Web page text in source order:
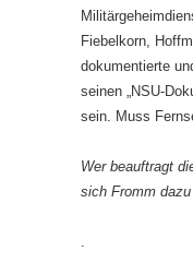
Fiebelkorn,
dokumentierte
seinen „NSU-
sein. Muss
Wer beauftragt
sich Fromm